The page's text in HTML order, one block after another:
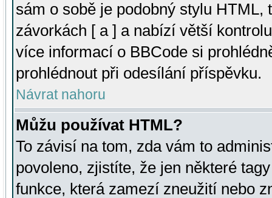
sám o sobě je podobný stylu HTML,
závorkách [ a ] a nabízí větší
více informací o BBCode si
prohlédnout při odesílání příspěvku.
Návrat nahoru
Můžu používat HTML?
To závisí na tom, zda vám to
povoleno, zjistíte, že jen některé
funkce, která zamezí zneužití nebo